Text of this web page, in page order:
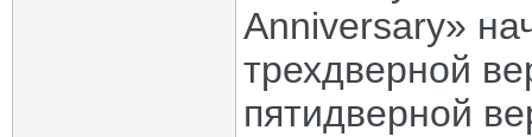
Anniversary»
трехдверной
пятидверной